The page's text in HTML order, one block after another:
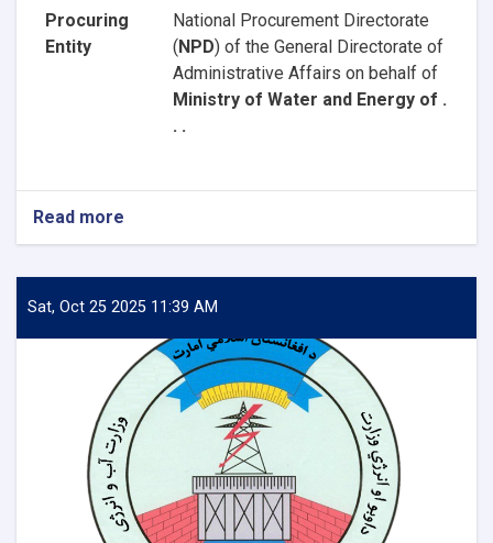
Procuring
Entity
National Procurement Directorate
(NPD) of the General Directorate of
Administrative Affairs on behalf of
Ministry of Water and Energy of .
. .
Read more
REQUEST
EXPRESSION
OF
Sat, Oct 25 2025 11:39 AM